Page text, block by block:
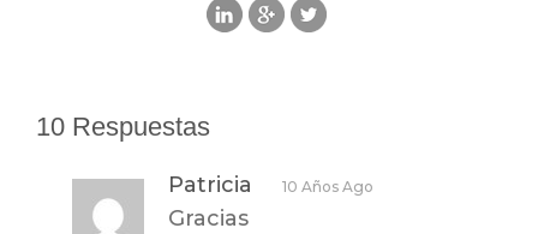
10 Respuestas
Patricia 10 Años Ago
Gracias